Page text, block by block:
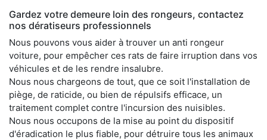
Gardez votre demeure loin des rongeurs, contactez
nos dératiseurs professionnels
Nous pouvons vous aider à trouver un anti rongeur
voiture, pour empêcher ces rats de faire irruption dans vos
véhicules et de les rendre insalubre.
Nous nous chargeons de tout, que ce soit l'installation de
piège, de raticide, ou bien de répulsifs efficace, un
traitement complet contre l'incursion des nuisibles.
Nous nous occupons de la mise au point du dispositif
d'éradication le plus fiable, pour détruire tous les animaux